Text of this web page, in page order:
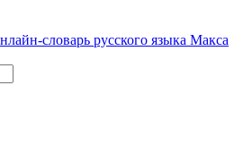
словарь русского языка Макса